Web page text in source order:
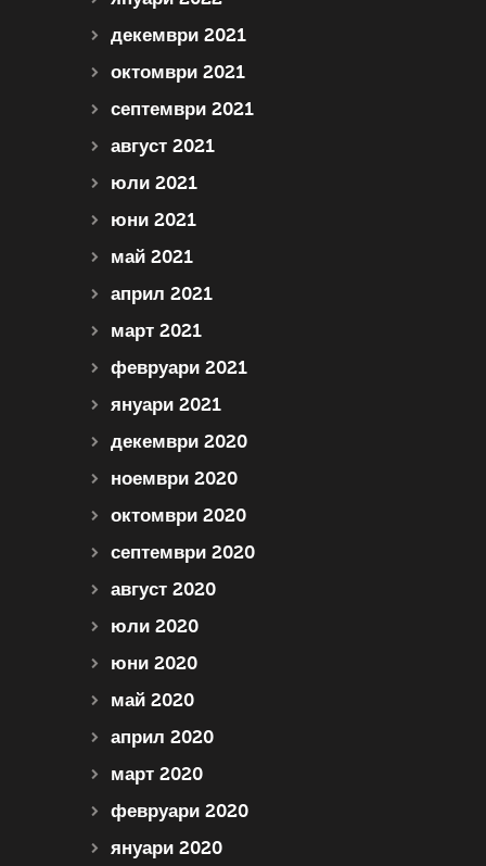
декември 2021
октомври 2021
септември 2021
август 2021
юли 2021
юни 2021
май 2021
април 2021
март 2021
февруари 2021
януари 2021
декември 2020
ноември 2020
октомври 2020
септември 2020
август 2020
юли 2020
юни 2020
май 2020
април 2020
март 2020
февруари 2020
януари 2020